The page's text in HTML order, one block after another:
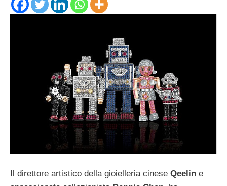
Il direttore artistico della gioielleria cinese Qeelin e